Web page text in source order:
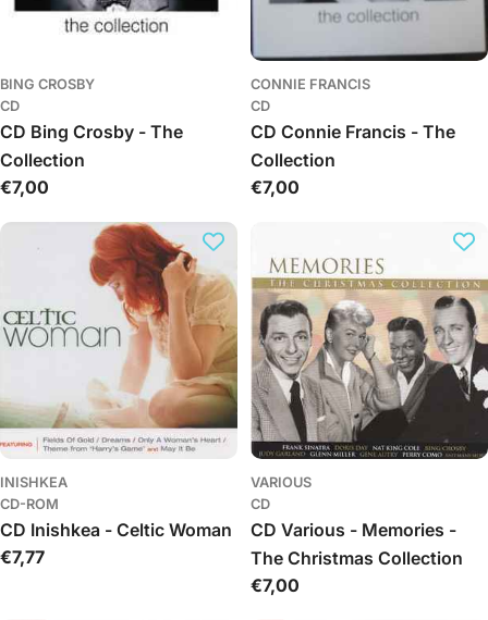
BING CROSBY
CD
CD Bing Crosby - The
Collection
Обычная
€7,00
CONNIE FRANCIS
CD
CD Connie Francis - The
Collection
Обычная
€7,00
INISHKEA
CD-ROM
CD Inishkea - Celtic Woman
Обычная
€7,77
VARIOUS
CD
CD Various - Memories -
The Christmas Collection
Обычная
€7,00